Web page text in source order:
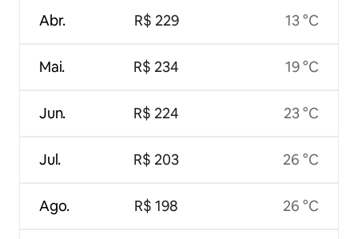
Abr.
Mai.
Jun.
Jul.
Ago.
R$ 229
R$ 234
R$ 224
R$ 203
R$ 198
13 °C
19 °C
23 °C
26 °C
26 °C